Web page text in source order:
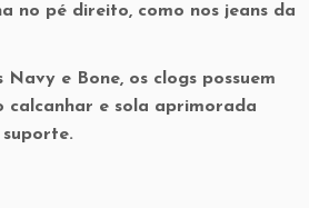
no pé direito, como nos jeans da
Navy e Bone, os clogs possuem
calcanhar e sola aprimorada